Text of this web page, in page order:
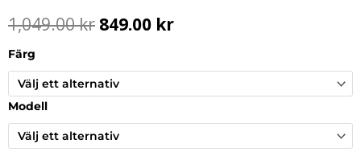
1,049.00kr Det
var:
1,049.00 kr.
849.00 krDet
är:
Färg
Modell